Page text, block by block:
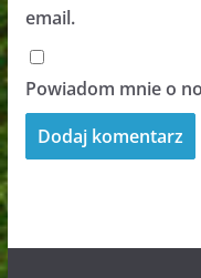
email.
Powiadom mnie o